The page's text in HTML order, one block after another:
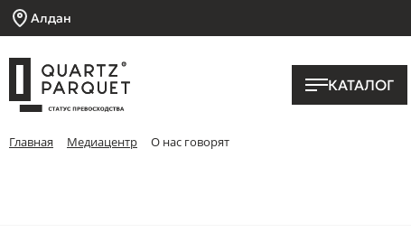
Алдан
КАТАЛОГ
Главная Медиацентр О нас говорят